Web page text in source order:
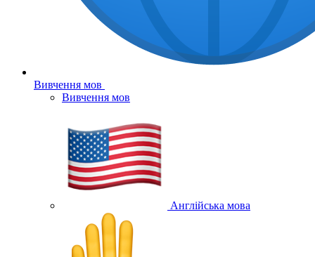
Вивчення мов
Вивчення мов
Англійська мова